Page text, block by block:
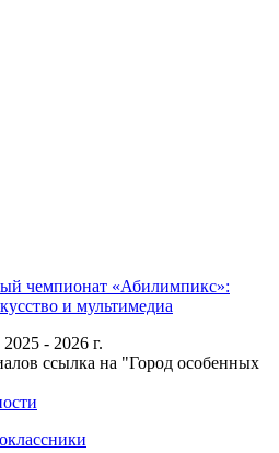
чемпионат «Абилимпикс»:
и мультимедиа
- 2026 г.
ссылка на "Город особенных